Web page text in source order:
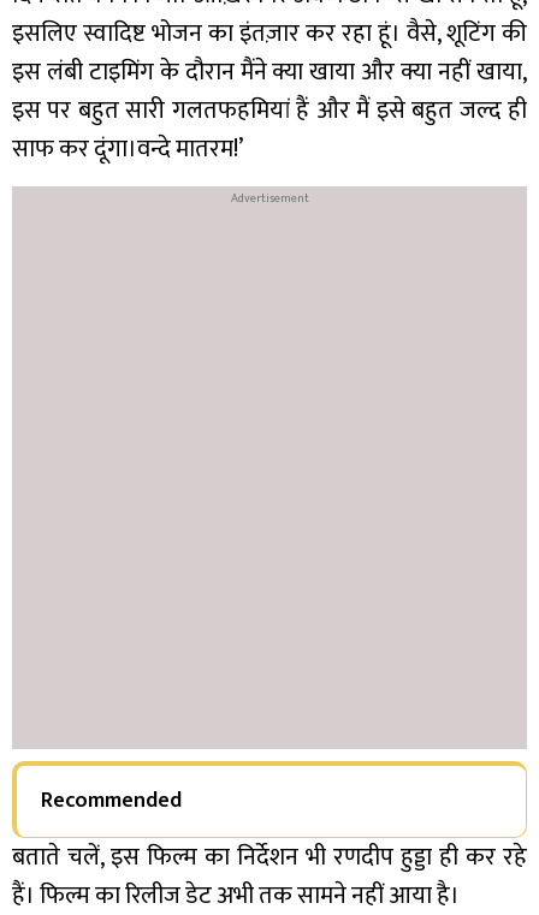
इसलिए स्वादिष्ट भोजन का इंतज़ार कर रहा हूं। वैसे, शूटिंग की
इस लंबी टाइमिंग के दौरान मैंने क्या खाया और क्या नहीं खाया,
इस पर बहुत सारी गलतफहमियां हैं और मैं इसे बहुत जल्द ही
साफ कर दूंगा।वन्दे मातरम!’
Recommended
बताते चलें, इस फिल्म का निर्देशन भी रणदीप हुड्डा ही कर रहे
हैं। फिल्म का रिलीज डेट अभी तक सामने नहीं आया है।